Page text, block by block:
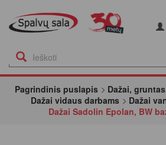
Pagrindinis puslapis Dažai,
Dažai vidaus darbams
Dažai
Dažai Sadolin Epolan, BW